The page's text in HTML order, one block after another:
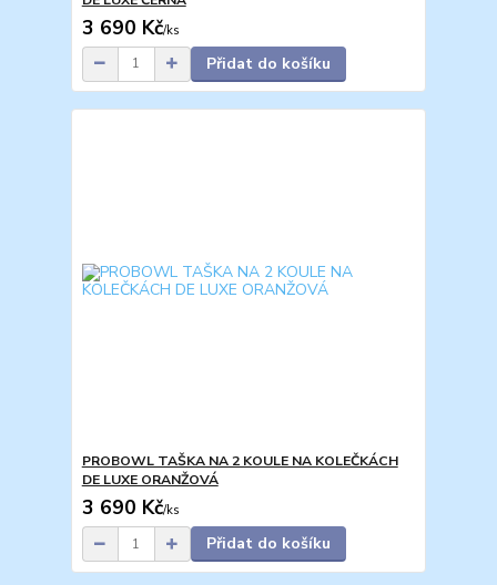
3 690 Kč/ks
Přidat do košíku
PROBOWL TAŠKA NA 2 KOULE NA KOLEČKÁCH
DE LUXE ORANŽOVÁ
3 690 Kč/ks
Přidat do košíku